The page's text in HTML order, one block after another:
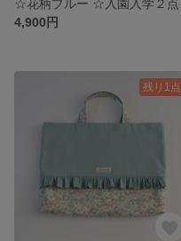
4,900円
残り1点